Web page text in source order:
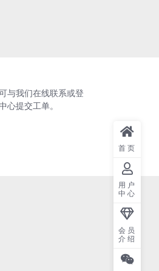
与我们在线联系或登
心提交工单。
首页
用户
中心
会员
介绍